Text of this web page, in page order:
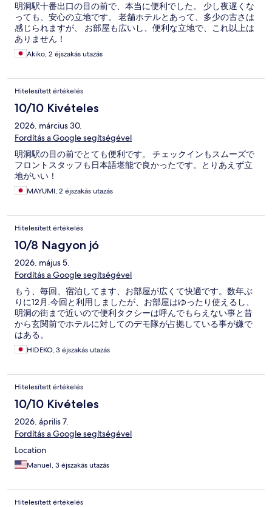
明洞駅十番出口の目の前で、本当に便利でした。 少し夜遅くな
っても、安心の立地です。 老舗ホテルとあって、多少の古さは
感じられますが、 お部屋も広いし、便利な立地で、これ以上は
ありません！
Akiko, 2 éjszakás utazás
Hitelesített értékelés
10/10 Kivételes
2026. március 30.
Fordítás a Google segítségével
明洞駅の目の前でとても便利です。 チェックインもスムーズで
フロントスタッフも日本語堪能で良かったです。とりあえず立
地がいい！
MAYUMI, 2 éjszakás utazás
Hitelesített értékelés
10/8 Nagyon jó
2026. május 5.
Fordítás a Google segítségével
もう、毎回、宿泊してます、お部屋が広くて快適です。数年ぶ
りに12月.今回と利用しましたが、お部屋はゆったり使えるし、
明洞の街まで近いので便利タクシーは呼んでもらえない事と昔
から玄関前でホテルに対してのデモ隊が占拠している事が嫌で
はある。
HIDEKO, 3 éjszakás utazás
Hitelesített értékelés
10/10 Kivételes
2026. április 7.
Fordítás a Google segítségével
Location
Manuel, 3 éjszakás utazás
Hitelesített értékelés